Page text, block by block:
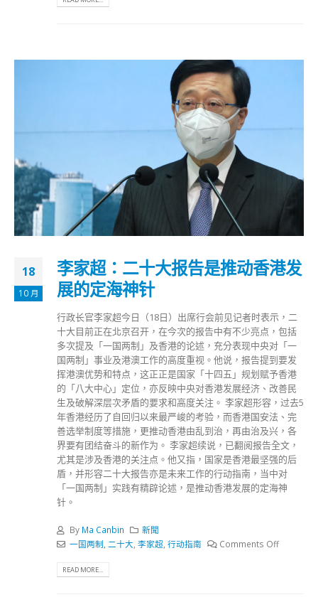
18
10 月
李家超：二十大报告是推动香港发
展的定海神针
行政长官李家超今日（18日）出席行会前见记者时表示，二
十大目前正在北京召开，在今次的报告中有不少亮点，包括
多次提及「一国两制」及香港的论述，充分表现中央对「一
国两制」事业及港澳工作的高度重视。他说，报告提到要发
挥港澳优势和特点，这正正是国家「十四五」规划赋予香港
的「八大中心」定位，亦反映中央对香港发展经济、改善民
生及破解深层次矛盾的要求和高度关注。 李家超形容，过去5
年香港经历了自回归以来最严峻的考验，而香港国安法、完
善选举制度等措施，更推动香港由乱到治，再由治及兴，各
界要有团结奋斗的新作为。 李家超续说，已翻阅报告全文，
尤其是涉及香港的关注点。他又指，国家是香港最坚强的后
盾，并形容二十大报告亦是未来工作的行动指南，当中对
「一国两制」实践有精辟论述，是推动香港发展的定海神
针。
By Ma Canbin
新聞
一国两制 二十大 李家超 行动指南 Comments Off
READ MORE...